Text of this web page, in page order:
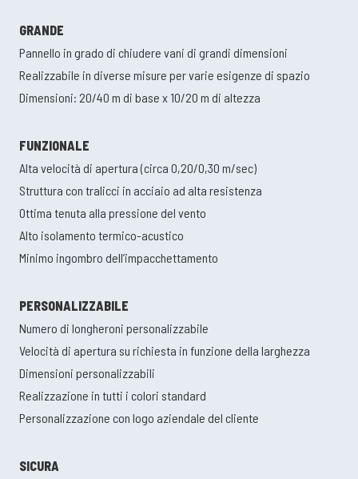
GRANDE
Pannello in grado di chiudere vani di grandi dimensioni
Realizzabile in diverse misure per varie esigenze di spazio
Dimensioni: 20/40 m di base x 10/20 m di altezza
FUNZIONALE
Alta velocità di apertura (circa 0,20/0,30 m/sec)
Struttura con tralicci in acciaio ad alta resistenza
Ottima tenuta alla pressione del vento
Alto isolamento termico-acustico
Minimo ingombro dell’impacchettamento
PERSONALIZZABILE
Numero di longheroni personalizzabile
Velocità di apertura su richiesta in funzione della larghezza
Dimensioni personalizzabili
Realizzazione in tutti i colori standard
Personalizzazione con logo aziendale del cliente
SICURA